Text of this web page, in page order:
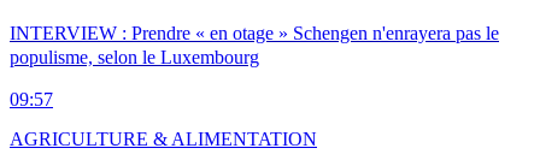
INTERVIEW : Prendre « en otage » Schengen n'enrayera pas le
populisme, selon le Luxembourg
09:57
AGRICULTURE & ALIMENTATION